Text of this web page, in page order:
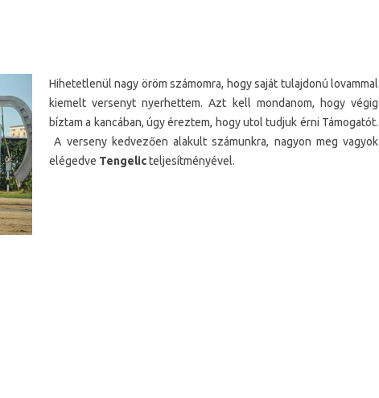
Hihetetlenül nagy öröm számomra, hogy saját tulajdonú lovammal
kiemelt versenyt nyerhettem. Azt kell mondanom, hogy végig
bíztam a kancában, úgy éreztem, hogy utol tudjuk érni Támogatót.
A verseny kedvezően alakult számunkra, nagyon meg vagyok
elégedve Tengelicteljesítményével.